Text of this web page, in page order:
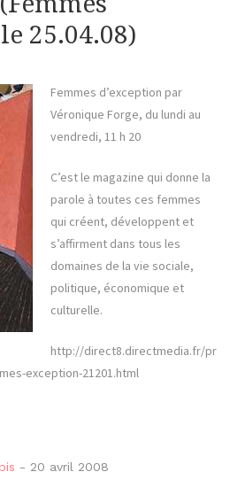
25.04.08)
Femmes d’exception par
Véronique Forge, du lundi au
vendredi, 11 h 20
C’est le magazine qui donne la
parole à toutes ces femmes
qui créent, développent et
s’affirment dans tous les
domaines de la vie sociale,
politique, économique et
culturelle.
http://direct8.directmedia.fr/pr
exception-21201.html
- 20 avril 2008